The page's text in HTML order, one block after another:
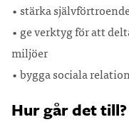
• stärka
• ge verktyg för att
miljöer
• bygga sociala
Hur går det till?